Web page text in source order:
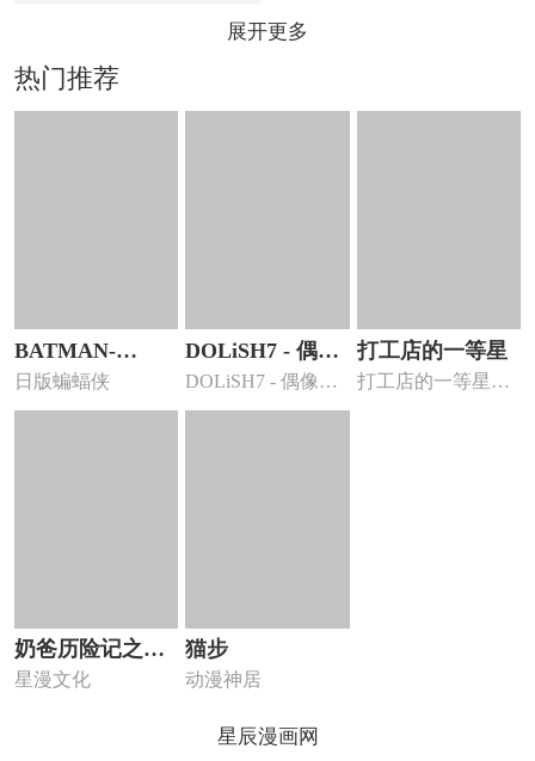
展开更多
热门推荐
BATMAN-
CHILD_OF-
DREAMS
日版蝙蝠侠
DOLiSH7 - 偶像
星愿 向流星许愿
DOLiSH7 - 偶像星
愿 向流星许愿...
打工店的一等星
打工店的一等星漫
奶爸历险记之请
安静
星漫文化
猫步
动漫神居
星辰漫画网